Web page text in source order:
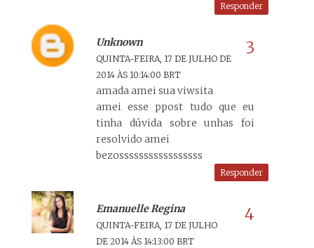
Responder
Unknown
QUINTA-FEIRA, 17 DE JULHO DE
2014 ÀS 10:14:00 BRT
amada amei sua viwsita
amei esse ppost tudo que eu
tinha dúvida sobre unhas foi
resolvido amei
bezosssssssssssssssss
Responder
Emanuelle Regina
QUINTA-FEIRA, 17 DE JULHO
DE 2014 ÀS 14:13:00 BRT